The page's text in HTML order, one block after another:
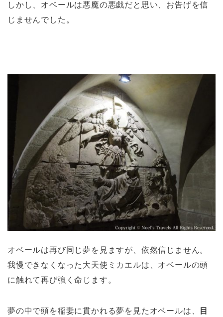
しかし、オベールは悪魔の悪戯だと思い、お告げを信
じませんでした。
オベールは再び同じ夢を見ますが、依然信じません。
我慢できなくなった大天使ミカエルは、オベールの頭
に触れて再び強く命じます。
夢の中で頭を稲妻に貫かれる夢を見たオベールは、 目